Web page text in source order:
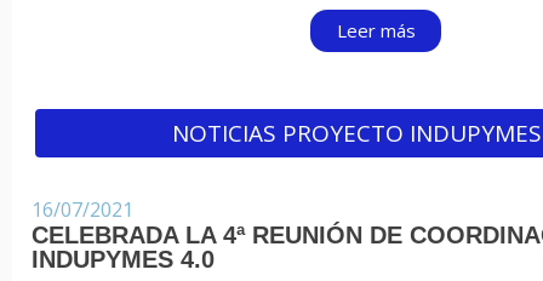
Leer más
NOTICIAS PROYECTO
16/07/2021
CELEBRADA LA 4ª REUNIÓN DE
INDUPYMES 4.0